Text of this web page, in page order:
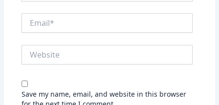
Save my name, email, and website in this browser